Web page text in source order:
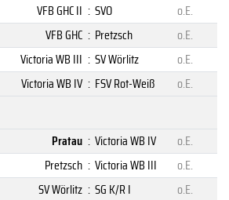
VFB GHC II : SVO
o.E.
VFB GHC : Pretzsch
o.E.
Victoria WB III : SV Wörlitz
o.E.
Victoria WB IV : FSV Rot-Weiß
o.E.
Pratau : Victoria WB IV
o.E.
Pretzsch : Victoria WB III
o.E.
SV Wörlitz : SG K/R I
o.E.